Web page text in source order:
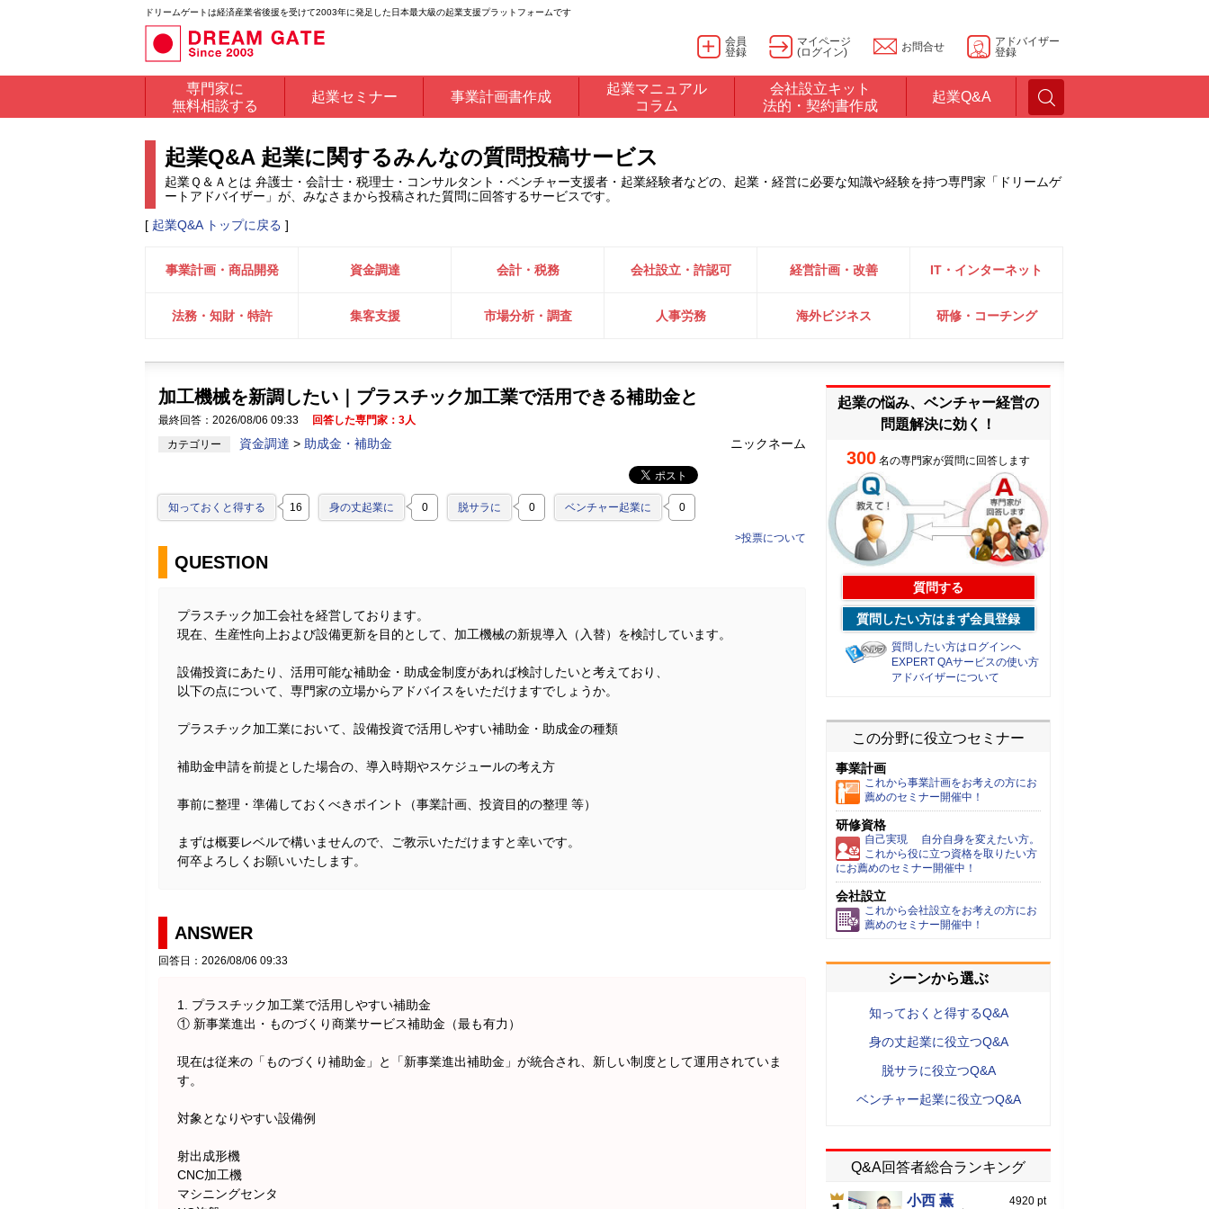
ドリームゲートは経済産業省後援を受けて2003年に発足した日本最大級の起業支援プラットフォームです
会員
登録
マイページ
(ログイン)
お問合せ
アドバイザー
登録
専門家に
無料相談する
起業セミナー 事業計画書作成
起業マニュアル
コラム
会社設立キット
法的・契約書作成
起業Q&A
起業Q&A 起業に関するみんなの質問投稿サービス
起業Ｑ＆Ａとは 弁護士・会計士・税理士・コンサルタント・ベンチャー支援者・起業経験者などの、起業・経営に必要な知識や経験を持つ専門家「ドリームゲ
ートアドバイザー」が、みなさまから投稿された質問に回答するサービスです。
[ 起業Q&A トップに戻る ]
事業計画・商品開発 資金調達 会計・税務 会社設立・許認可 経営計画・改善 IT・インターネット
法務・知財・特許 集客支援 市場分析・調査 人事労務 海外ビジネス 研修・コーチング
加工機械を新調したい｜プラスチック加工業で活用できる補助金と
最終回答：2026/08/06 09:33
回答した専門家：3人
カテゴリー
資金調達 > 助成金・補助金 ニックネーム
知っておくと得する 16 身の丈起業に 0 脱サラに 0 ベンチャー起業に 0
>投票について
QUESTION
プラスチック加工会社を経営しております。
現在、生産性向上および設備更新を目的として、加工機械の新規導入（入替）を検討しています。
設備投資にあたり、活用可能な補助金・助成金制度があれば検討したいと考えており、
以下の点について、専門家の立場からアドバイスをいただけますでしょうか。
プラスチック加工業において、設備投資で活用しやすい補助金・助成金の種類
補助金申請を前提とした場合の、導入時期やスケジュールの考え方
事前に整理・準備しておくべきポイント（事業計画、投資目的の整理 等）
まずは概要レベルで構いませんので、ご教示いただけますと幸いです。
何卒よろしくお願いいたします。
ANSWER
回答日：2026/08/06 09:33
1. プラスチック加工業で活用しやすい補助金
① 新事業進出・ものづくり商業サービス補助金（最も有力）
現在は従来の「ものづくり補助金」と「新事業進出補助金」が統合され、新しい制度として運用されていま
す。
対象となりやすい設備例
射出成形機
CNC加工機
マシニングセンタ
起業の悩み、ベンチャー経営の
問題解決に効く！
300 名の専門家が質問に回答します
質問する
質問したい方はまず会員登録
質問したい方はログインへ
EXPERT QAサービスの使い方
アドバイザーについて
この分野に役立つセミナー
事業計画
これから事業計画をお考えの方にお
薦めのセミナー開催中！
研修資格
自己実現 自分自身を変えたい方。
これから役に立つ資格を取りたい方
にお薦めのセミナー開催中！
会社設立
これから会社設立をお考えの方にお
薦めのセミナー開催中！
シーンから選ぶ
知っておくと得するQ&A
身の丈起業に役立つQ&A
脱サラに役立つQ&A
ベンチャー起業に役立つQ&A
Q&A回答者総合ランキング
小西 薫 4920 pt